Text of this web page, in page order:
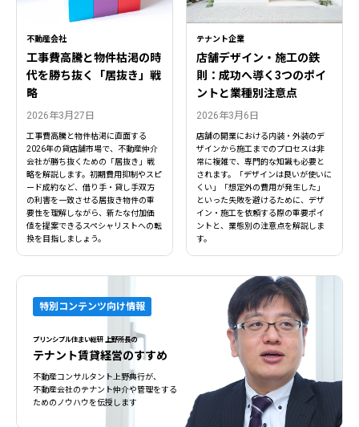
閉じる
不動産会社
工事費高騰と物件枯渇の時
代を勝ち抜く「居抜き」戦
略
2026年3月27日
工事費高騰と物件枯渇に直面する
2026年の貸店舗市場で、不動産仲介
会社が勝ち抜くための「居抜き」戦
略を解説します。初期費用抑制やスピ
ード成約など、借り手・貸し手双方
の利害を一致させる居抜き物件の重
要性を理解しながら、新たな付加価
値を提案できるスペシャリストへの転
換を目指しましょう。
テナント企業
店舗デザイン・施工の鉄
則：成功へ導く3つのポイ
ントと業種別注意点
2026年3月6日
店舗の開業における内装・外装のデ
ザインから施工までのプロセスは非
常に複雑で、専門的な知識も必要と
されます。「デザインは良いが使いに
くい」「想定外の費用が発生した」
といった失敗を避けるために、デザ
イン・施工を依頼する際の重要ポイ
ントと、業態別の注意点を解説しま
す。
特別コンテンツ向け情報
プリンシプル住まい総研 上野所長の
テナント賃貸経営のすすめ
不動産コンサルタント上野典行が、
不動産会社のテナント仲介や管理をする
ためのノウハウを伝授します